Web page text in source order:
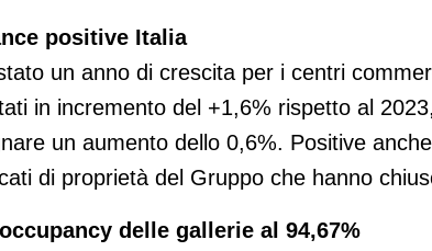
positive Italia
un anno di crescita per i centri
in incremento del +1,6% rispetto al
un aumento dello 0,6%. Positive
di proprietà del Gruppo che hanno
delle gallerie al 94,67%